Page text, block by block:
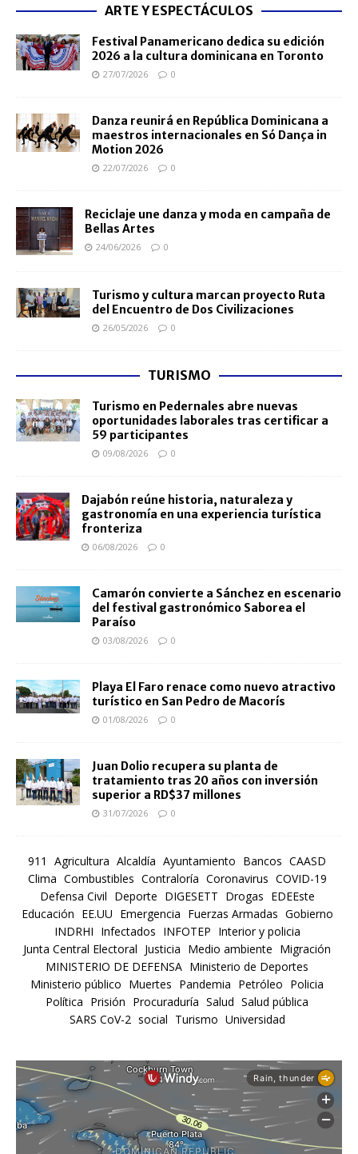
ARTE Y ESPECTÁCULOS
Festival Panamericano dedica su edición
2026 a la cultura dominicana en Toronto
27/07/2026 0
Danza reunirá en República Dominicana a
maestros internacionales en Só Dança in
Motion 2026
22/07/2026 0
Reciclaje une danza y moda en campaña de
Bellas Artes
24/06/2026 0
Turismo y cultura marcan proyecto Ruta
del Encuentro de Dos Civilizaciones
26/05/2026 0
TURISMO
Turismo en Pedernales abre nuevas
oportunidades laborales tras certificar a
59 participantes
09/08/2026 0
Dajabón reúne historia, naturaleza y
gastronomía en una experiencia turística
fronteriza
06/08/2026 0
Camarón convierte a Sánchez en escenario
del festival gastronómico Saborea el
Paraíso
03/08/2026 0
Playa El Faro renace como nuevo atractivo
turístico en San Pedro de Macorís
01/08/2026 0
Juan Dolio recupera su planta de
tratamiento tras 20 años con inversión
superior a RD$37 millones
31/07/2026 0
911 Agricultura Alcaldía Ayuntamiento Bancos CAASD
Clima Combustibles Contraloría Coronavirus COVID-19
Defensa Civil Deporte DIGESETT Drogas EDEEste
Educación EE.UU Emergencia Fuerzas Armadas Gobierno
INDRHI Infectados INFOTEP Interior y policia
Junta Central Electoral Justicia Medio ambiente Migración
MINISTERIO DE DEFENSA Ministerio de Deportes
Ministerio público Muertes Pandemia Petróleo Policia
Política Prisión Procuraduría Salud Salud pública
SARS CoV-2 social Turismo Universidad